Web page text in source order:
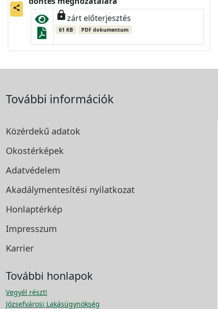
share
lockzárt előterjesztés
61 KB PDF dokumentum
További információk
Közérdekű adatok
Okostérképek
Adatvédelem
Akadálymentesítési nyilatkozat
Honlaptérkép
Impresszum
Karrier
További honlapok
Vegyél részt!
Józsefvárosi Lakásügynökség